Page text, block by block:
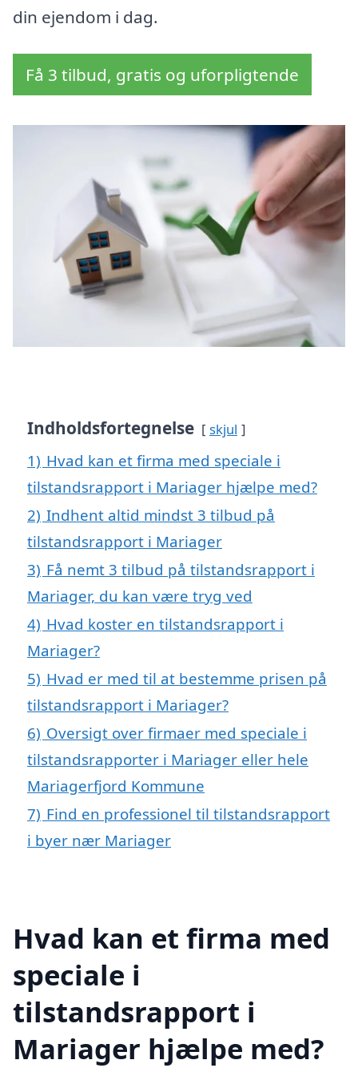
din ejendom i dag.
Få 3 tilbud, gratis og uforpligtende
Indholdsfortegnelse skjul
1) Hvad kan et firma med speciale i
tilstandsrapport i Mariager hjælpe med?
2) Indhent altid mindst 3 tilbud på
tilstandsrapport i Mariager
3) Få nemt 3 tilbud på tilstandsrapport i
Mariager, du kan være tryg ved
4) Hvad koster en tilstandsrapport i
Mariager?
5) Hvad er med til at bestemme prisen på
tilstandsrapport i Mariager?
6) Oversigt over firmaer med speciale i
tilstandsrapporter i Mariager eller hele
Mariagerfjord Kommune
7) Find en professionel til tilstandsrapport
i byer nær Mariager
Hvad kan et firma med
speciale i
tilstandsrapport i
Mariager hjælpe med?